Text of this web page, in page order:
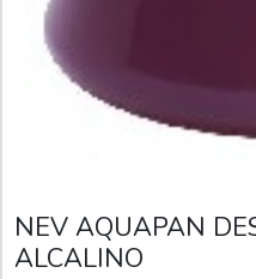
NEV AQUAPAN
ALCALINO